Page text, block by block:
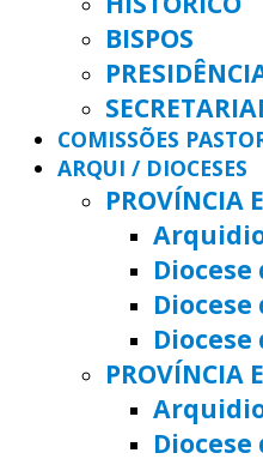
BISPOS
COMISSÕES
ARQUI / DIOCESES
PROVÍNCIA
Diocese
Diocese
PROVÍNCIA
Diocese